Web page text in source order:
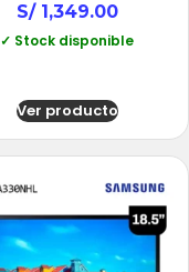
S/1,349.00
✓ Stock disponible
Ver producto